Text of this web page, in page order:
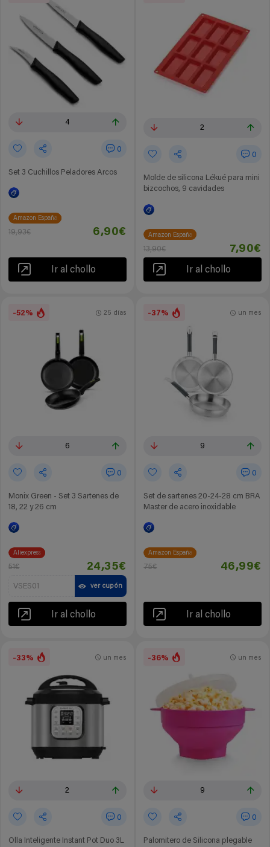
4
0
Set 3 Cuchillos Peladores Arcos
Amazon España
19,93€ 6,90€
Ir al chollo
2
0
Molde de silicona Lékué para mini
bizcochos, 9 cavidades
Amazon España
13,90€ 7,90€
Ir al chollo
-52%
6
0
Monix Green - Set 3 Sartenes de
18, 22 y 26 cm
25 días
Aliexpress
51€ 24,35€
VSES01 ver cupón
Ir al chollo
-37%
9
0
Set de sartenes 20-24-28 cm BRA
Master de acero inoxidable
un mes
Amazon España
75€ 46,99€
Ir al chollo
-33%
2
0
Olla Inteligente Instant Pot Duo 3L
un mes -36%
9
0
Palomitero de Silicona plegable
un mes